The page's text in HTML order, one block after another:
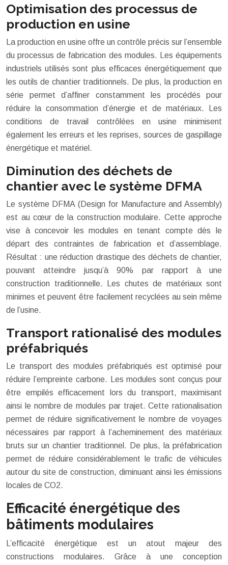
Optimisation des processus de
production en usine
La production en usine offre un contrôle précis sur l’ensemble
du processus de fabrication des modules. Les équipements
industriels utilisés sont plus efficaces énergétiquement que
les outils de chantier traditionnels. De plus, la production en
série permet d’affiner constamment les procédés pour
réduire la consommation d’énergie et de matériaux. Les
conditions de travail contrôlées en usine minimisent
également les erreurs et les reprises, sources de gaspillage
énergétique et matériel.
Diminution des déchets de
chantier avec le système DFMA
Le système DFMA (Design for Manufacture and Assembly)
est au cœur de la construction modulaire. Cette approche
vise à concevoir les modules en tenant compte dès le
départ des contraintes de fabrication et d’assemblage.
Résultat : une réduction drastique des déchets de chantier,
pouvant atteindre jusqu’à 90% par rapport à une
construction traditionnelle. Les chutes de matériaux sont
minimes et peuvent être facilement recyclées au sein même
de l’usine.
Transport rationalisé des modules
préfabriqués
Le transport des modules préfabriqués est optimisé pour
réduire l’empreinte carbone. Les modules sont conçus pour
être empilés efficacement lors du transport, maximisant
ainsi le nombre de modules par trajet. Cette rationalisation
permet de réduire significativement le nombre de voyages
nécessaires par rapport à l’acheminement des matériaux
bruts sur un chantier traditionnel. De plus, la préfabrication
permet de réduire considérablement le trafic de véhicules
autour du site de construction, diminuant ainsi les émissions
locales de CO2.
Efficacité énergétique des
bâtiments modulaires
L’efficacité énergétique est un atout majeur des
constructions modulaires. Grâce à une conception